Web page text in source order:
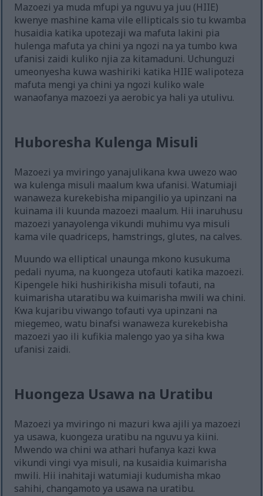
Mazoezi ya muda mfupi ya nguvu ya juu (HIIE)
kwenye mashine kama vile ellipticals sio tu kwamba
husaidia katika upotezaji wa mafuta lakini pia
hulenga mafuta ya chini ya ngozi na ya tumbo kwa
ufanisi zaidi kuliko njia za kitamaduni. Uchunguzi
umeonyesha kuwa washiriki katika HIIE walipoteza
mafuta mengi ya chini ya ngozi kuliko wale
wanaofanya mazoezi ya aerobic ya hali ya utulivu.
Huboresha Kulenga Misuli
Mazoezi ya mviringo yanajulikana kwa uwezo wao
wa kulenga misuli maalum kwa ufanisi. Watumiaji
wanaweza kurekebisha mipangilio ya upinzani na
kuinama ili kuunda mazoezi maalum. Hii inaruhusu
mazoezi yanayolenga vikundi muhimu vya misuli
kama vile quadriceps, hamstrings, glutes, na calves.
Muundo wa elliptical unaunga mkono kusukuma
pedali nyuma, na kuongeza utofauti katika mazoezi.
Kipengele hiki hushirikisha misuli tofauti, na
kuimarisha utaratibu wa kuimarisha mwili wa chini.
Kwa kujaribu viwango tofauti vya upinzani na
miegemeo, watu binafsi wanaweza kurekebisha
mazoezi yao ili kufikia malengo yao ya siha kwa
ufanisi zaidi.
Huongeza Usawa na Uratibu
Mazoezi ya mviringo ni mazuri kwa ajili ya mazoezi
ya usawa, kuongeza uratibu na nguvu ya kiini.
Mwendo wa chini wa athari hufanya kazi kwa
vikundi vingi vya misuli, na kusaidia kuimarisha
mwili. Hii inahitaji watumiaji kudumisha mkao
sahihi, changamoto ya usawa na uratibu.